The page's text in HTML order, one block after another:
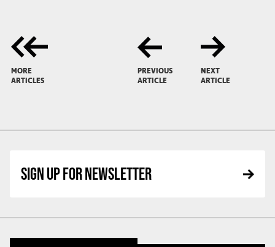
MORE
ARTICLES
PREVIOUS
ARTICLE
NEXT
ARTICLE
SIGN UP FOR NEWSLETTER